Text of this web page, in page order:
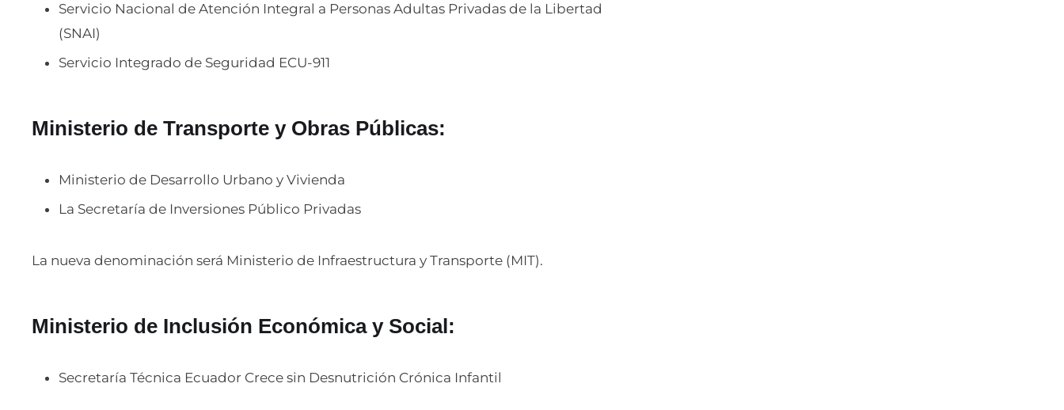
Servicio Nacional de Atención Integral a Personas Adultas Privadas de la Libertad
(SNAI)
Servicio Integrado de Seguridad ECU-911
Ministerio de Transporte y Obras Públicas:
Ministerio de Desarrollo Urbano y Vivienda
La Secretaría de Inversiones Público Privadas
La nueva denominación será Ministerio de Infraestructura y Transporte (MIT).
Ministerio de Inclusión Económica y Social:
Secretaría Técnica Ecuador Crece sin Desnutrición Crónica Infantil